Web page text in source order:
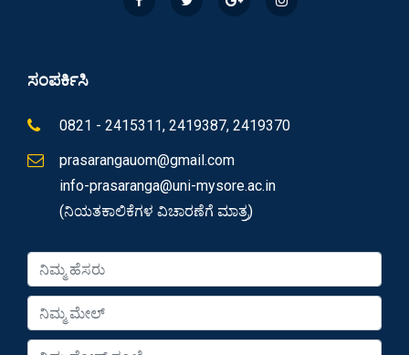
ಸಂಪರ್ಕಿಸಿ
0821 - 2415311, 2419387, 2419370
prasarangauom@gmail.com
info-prasaranga@uni-mysore.ac.in
(ನಿಯತಕಾಲಿಕೆಗಳ ವಿಚಾರಣೆಗೆ ಮಾತ್ರ)